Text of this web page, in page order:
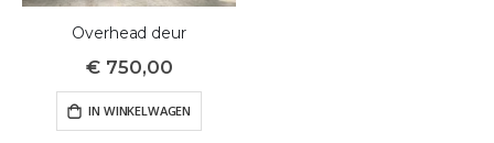
Overhead deur
€ 750,00
IN WINKELWAGEN